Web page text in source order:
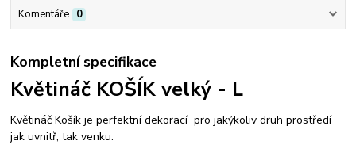
Komentáře 0
Kompletní specifikace
Květináč KOŠÍK velký - L
Květináč Košík je perfektní dekorací pro jakýkoliv druh prostředí
jak uvnitř, tak venku.